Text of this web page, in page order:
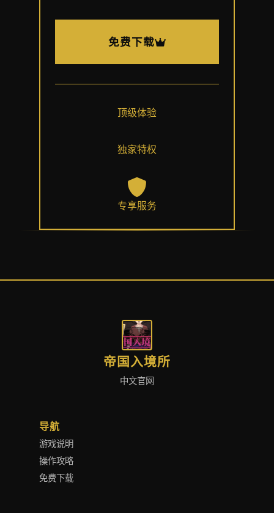
免费下载
顶级体验
独家特权
专享服务
帝国入境所
中文官网
导航
游戏说明
操作攻略
免费下载